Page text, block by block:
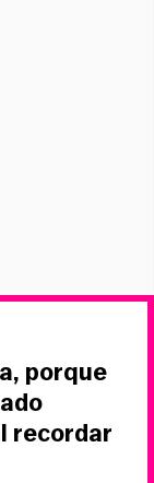
porque
recordar